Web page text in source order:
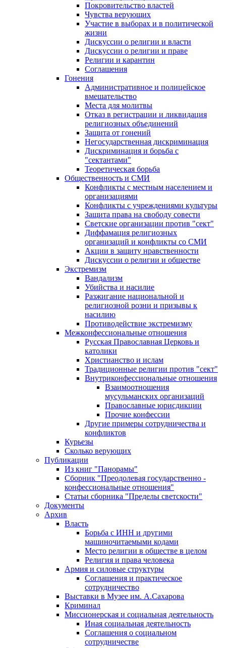
Покровительство властей
Чувства верующих
Участие в выборах и в политической
жизни
Дискуссии о религии и власти
Дискуссии о религии и праве
Религии и карантин
Соглашения
Гонения
Административное и полицейское
вмешательство
Места для молитвы
Отказ в регистрации и ликвидация
религиозных объединений
Защита от гонений
Негосударственная дискриминация
Дискриминация и борьба с
"сектантами"
Теоретическая борьба
Общественность и СМИ
Конфликты с местным населением и
организациями
Конфликты с учреждениями культуры
Защита права на свободу совести
Светские организации против "сект"
Диффамация религиозных
организаций и конфликты со СМИ
Акции в защиту нравственности
Дискуссии о религии и обществе
Экстремизм
Вандализм
Убийства и насилие
Разжигание национальной и
религиозной розни и призывы к
насилию
Противодействие экстремизму
Межконфессиональные отношения
Русская Православная Церковь и
католики
Христианство и ислам
Традиционные религии против "сект"
Внутриконфессиональные отношения
Взаимоотношения
мусульманских организаций
Православные юрисдикции
Прочие конфессии
Другие примеры сотрудничества и
конфликтов
Курьезы
Сколько верующих
Публикации
Из книг "Панорамы"
Сборник "Преодолевая государственно -
конфессиональные отношения"
Статьи сборника "Пределы светскости"
Документы
Архив
Власть
Борьба с ИНН и другими
машиночитаемыми кодами
Место религии в обществе в целом
Религия и права человека
Армия и силовые структуры
Соглашения и практическое
сотрудничество
Выставки в Музее им. А.Сахарова
Криминал
Миссионерская и социальная деятельность
Иная социальная деятельность
Соглашения о социальном
сотрудничестве